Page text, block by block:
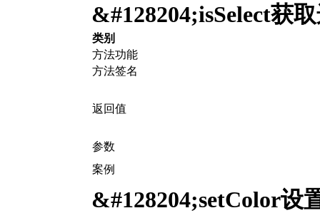
&#128204;isSelect获
类别
方法功能
方法签名
返回值
参数
案例
&#128204;setColor设